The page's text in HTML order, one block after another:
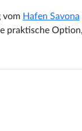
vom Hafen Savona
praktische